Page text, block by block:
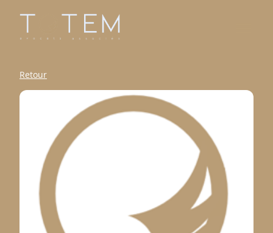
Retour